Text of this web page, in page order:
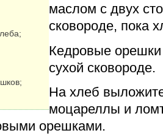
маслом с двух
сковороде, пока
Кедровые
сухой сковороде.
На хлеб
моцареллы и
орешками.